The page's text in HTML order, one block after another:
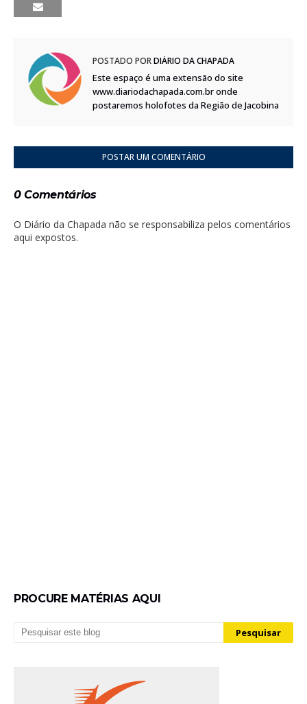
POSTADO PORDIÁRIO DA CHAPADA
Este espaço é uma extensão do site
www.diariodachapada.com.br onde
postaremos holofotes da Região de Jacobina
POSTAR UM COMENTÁRIO
0 Comentários
O Diário da Chapada não se responsabiliza pelos comentários
aqui expostos.
PROCURE MATÉRIAS AQUI